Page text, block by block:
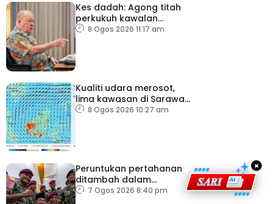
Kes dadah: Agong titah
perkukuh kawalan
lapangan terbang, pintu
8 Ogos 2026 11:17 am
Kualiti udara merosot,
lima kawasan di Sarawak
catat IPU tidak sihat
8 Ogos 2026 10:27 am
Peruntukan pertahanan
ditambah dalam
Belanjawan 2027
7 Ogos 2026 8:40 pm
×